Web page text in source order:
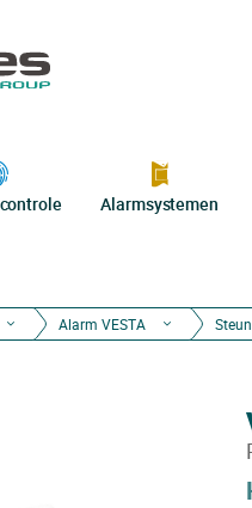
Alarmsystemen
Alarm VESTA